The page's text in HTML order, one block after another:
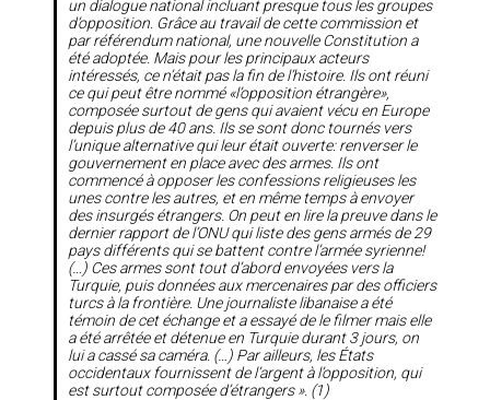
un dialogue national incluant presque tous les groupes
d’opposition. Grâce au travail de cette commission et
par référendum national, une nouvelle Constitution a
été adoptée. Mais pour les principaux acteurs
intéressés, ce n’était pas la fin de l’histoire. Ils ont réuni
ce qui peut être nommé «l’opposition étrangère»,
composée surtout de gens qui avaient vécu en Europe
depuis plus de 40 ans. Ils se sont donc tournés vers
l’unique alternative qui leur était ouverte: renverser le
gouvernement en place avec des armes. Ils ont
commencé à opposer les confessions religieuses les
unes contre les autres, et en même temps à envoyer
des insurgés étrangers. On peut en lire la preuve dans le
dernier rapport de l’ONU qui liste des gens armés de 29
pays différents qui se battent contre l’armée syrienne!
(…) Ces armes sont tout d’abord envoyées vers la
Turquie, puis données aux mercenaires par des officiers
turcs à la frontière. Une journaliste libanaise a été
témoin de cet échange et a essayé de le filmer mais elle
a été arrêtée et détenue en Turquie durant 3 jours, on
lui a cassé sa caméra. (…) Par ailleurs, les États
occidentaux fournissent de l’argent à l’opposition, qui
est surtout composée d’étrangers ». (1)